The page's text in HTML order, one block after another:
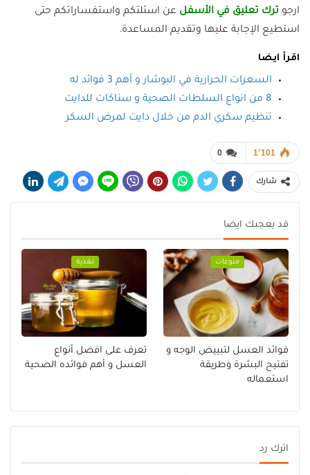
ارجو ترك تعليق في الأسفل عن اسئلتكم واستفساراتكم حتى
استطيع الإجابة عليها وتقديم المساعدة.
اقرأ ايضا
السعرات الحرارية في البوشار و أهم 3 فوائد له
8 من انواع السلطات الصحية و سناكات للدايت
تنظيم سكري الدم من خلال دايت لمرض السكر
0 1٬101
شارك
قد يعجبك ايضا
منوعات
فوائد العسل لتبييض الوجه و
تفتيح البشرة وطريقة
استعماله
تغذية
تعرف على افضل أنواع
العسل و أهم فوائده الصحية
اترك رد